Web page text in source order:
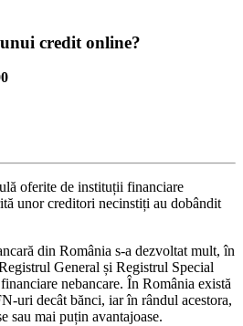
credit online?
oferite de instituții financiare
unor creditori necinstiți au dobândit
din România s-a dezvoltat mult, în
General și Registrul Special
nebancare. În România există
uri decât bănci, iar în rândul acestora,
sau mai puțin avantajoase.